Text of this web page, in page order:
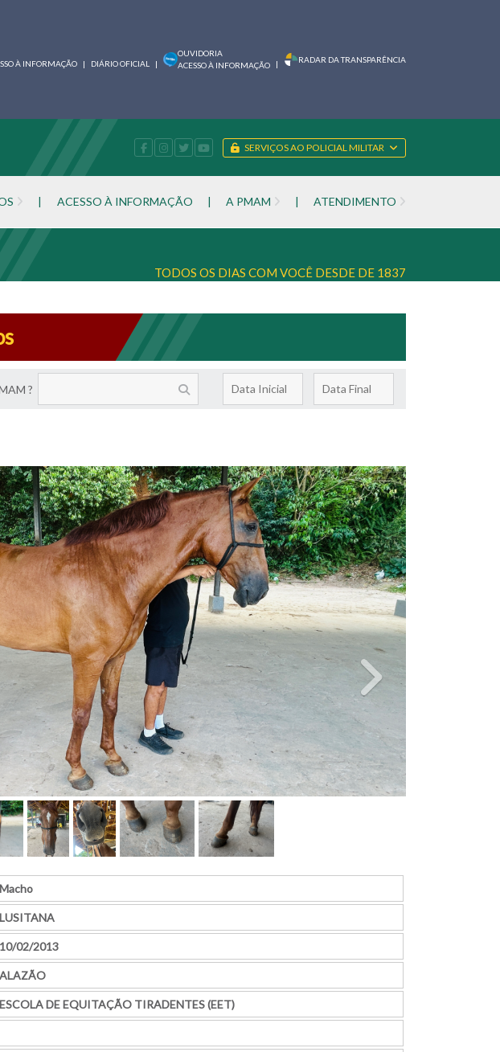
À INFORMAÇÃO | DIÁRIO OFICIAL |
OUVIDORIA
ACESSO À INFORMAÇÃO
| RADAR DA TRANSPARÊNCIA
SERVIÇOS AO POLICIAL MILITAR
| ACESSO À INFORMAÇÃO | A PMAM | ATENDIMENTO
TODOS OS DIAS COM VOCÊ DESDE DE 1837
?
Macho
LUSITANA
10/02/2013
ALAZÃO
ESCOLA DE EQUITAÇÃO TIRADENTES (EET)